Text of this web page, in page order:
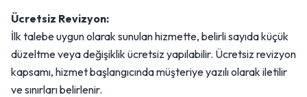
Ücretsiz Revizyon:
İlk talebe uygun olarak sunulan hizmette, belirli sayıda küçük
düzeltme veya değişiklik ücretsiz yapılabilir. Ücretsiz revizyon
kapsamı, hizmet başlangıcında müşteriye yazılı olarak iletilir
ve sınırları belirlenir.